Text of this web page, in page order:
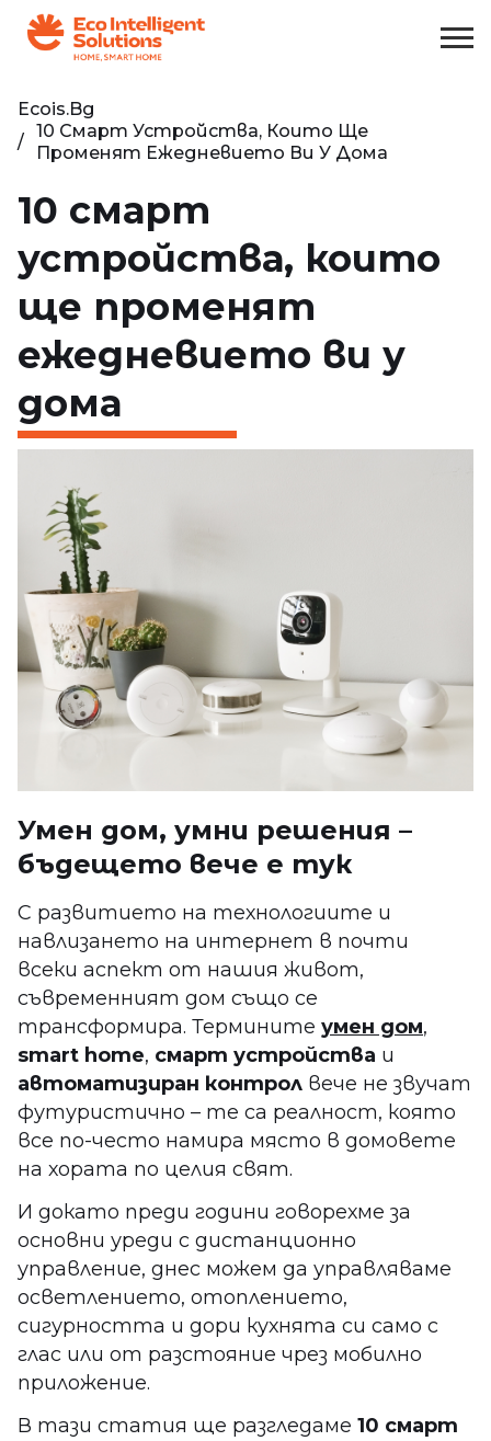
Ecois.bg
10 Смарт Устройства, Които Ще
Променят Ежедневието Ви У Дома
10 смарт
устройства, които
ще променят
ежедневието ви у
дома
Умен дом, умни решения –
бъдещето вече е тук
С развитието на технологиите и
навлизането на интернет в почти
всеки аспект от нашия живот,
съвременният дом също се
трансформира. Термините умен дом,
smart home, смарт устройства и
автоматизиран контрол вече не звучат
футуристично – те са реалност, която
все по-често намира място в домовете
на хората по целия свят.
И докато преди години говорехме за
основни уреди с дистанционно
управление, днес можем да управляваме
осветлението, отоплението,
сигурността и дори кухнята си само с
глас или от разстояние чрез мобилно
приложение.
В тази статия ще разгледаме 10 смарт